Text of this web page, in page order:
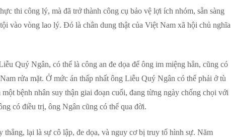
thi công lý, mà đã trở thành công cụ bảo vệ lợi ích nhóm, sẵn sàng
vào vòng lao lý. Đó là chân dung thật của Việt Nam xã hội chủ nghĩa
Quý Ngân, có thể là công an đe dọa để ông im miệng hẳn, cũng có
rửa mặt. Ở mức án thấp nhất ông Liễu Quý Ngân có thể phải ở tù
bệnh nhân suy thận giai đoạn cuối, đang từng ngày chống chọi với
có điều trị, ông Ngân cũng có thể qua đời.
thẳng, lại là sự cô lập, đe dọa, và nguy cơ bị truy tố hình sự. Năm